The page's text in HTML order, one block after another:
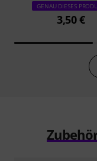
GENAU DIESES
3,50 €